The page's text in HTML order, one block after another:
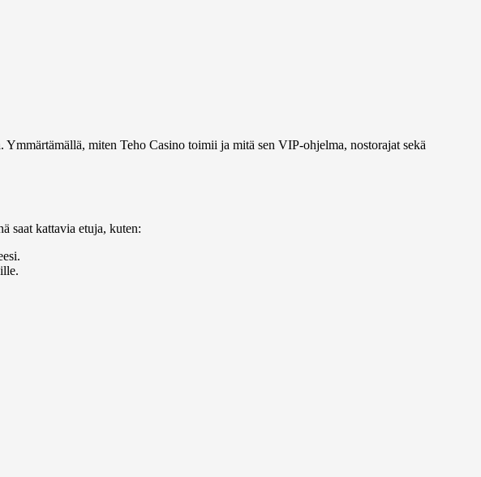
miten Teho Casino toimii ja mitä sen VIP-ohjelma, nostorajat sekä
saat kattavia etuja, kuten: